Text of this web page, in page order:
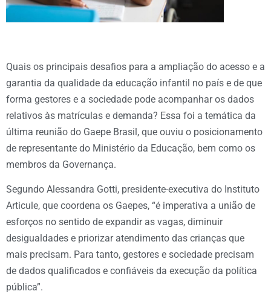
Quais os principais desafios para a ampliação do acesso e a
garantia da qualidade da educação infantil no país e de que
forma gestores e a sociedade pode acompanhar os dados
relativos às matrículas e demanda? Essa foi a temática da
última reunião do Gaepe Brasil, que ouviu o posicionamento
de representante do Ministério da Educação, bem como os
membros da Governança.
Segundo Alessandra Gotti, presidente-executiva do Instituto
Articule, que coordena os Gaepes, “é imperativa a união de
esforços no sentido de expandir as vagas, diminuir
desigualdades e priorizar atendimento das crianças que
mais precisam. Para tanto, gestores e sociedade precisam
de dados qualificados e confiáveis da execução da política
pública”.